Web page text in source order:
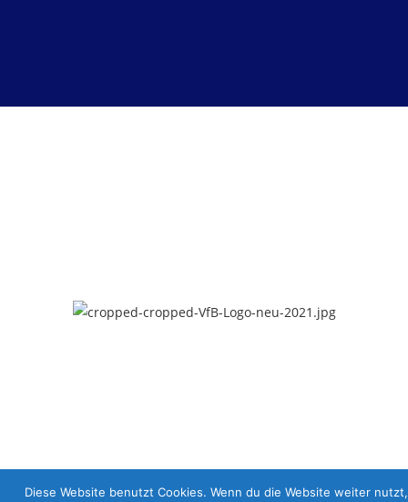
Diese Website benutzt Cookies. Wenn du die Website weiter nutzt,